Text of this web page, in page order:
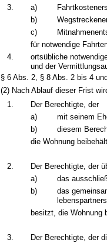
3.
a)
b)
c)
für notwendige
4.
ortsübliche
und der
§ 6 Abs. 2, § 8 Abs. 2 bis 4
(2) Nach Ablauf dieser Frist
1.
Der Berechtigte, der
a)
mit seinem
b)
diesem
die Wohnung
2.
Der Berechtigte, der
a)
das
b)
das
besitzt, die Wohnung
3.
Der Berechtigte, der